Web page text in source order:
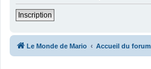
Inscription
Le Monde de Mario Accueil du forum